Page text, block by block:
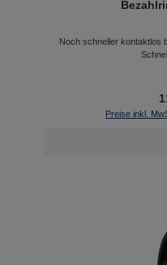
Noch schneller kontaktlos
Preise inkl.